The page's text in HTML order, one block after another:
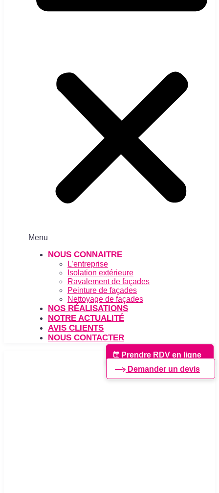
Menu
NOUS CONNAITRE
L’entreprise
Isolation extérieure
Ravalement de façades
Peinture de façades
Nettoyage de façades
NOS RÉALISATIONS
NOTRE ACTUALITÉ
AVIS CLIENTS
NOUS CONTACTER
Prendre RDV en ligne
Demander un devis